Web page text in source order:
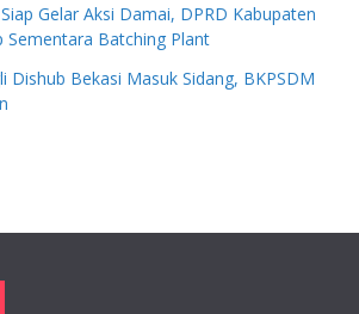
Gelar Aksi Damai, DPRD Kabupaten
Sementara Batching Plant
Dishub Bekasi Masuk Sidang, BKPSDM